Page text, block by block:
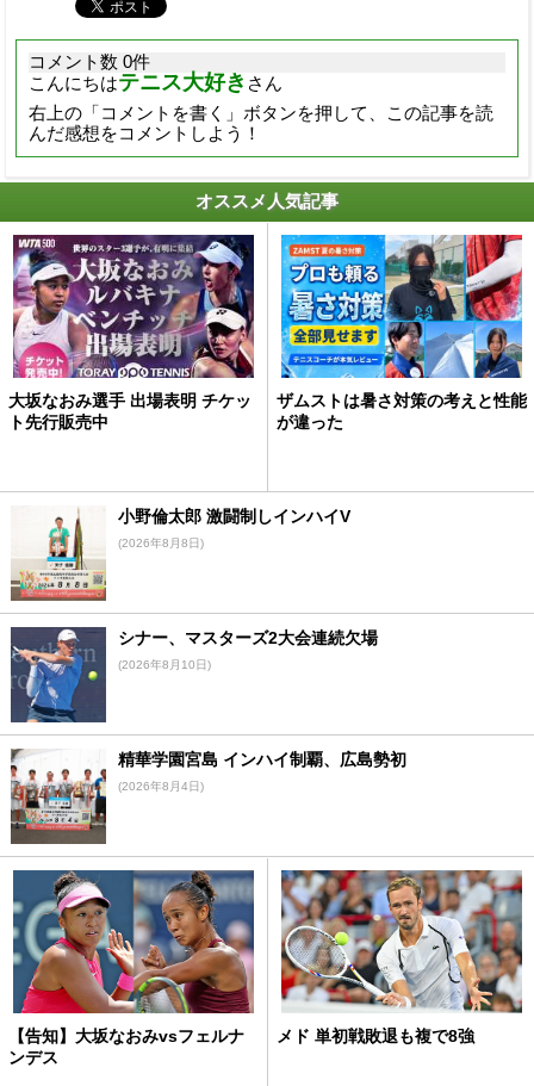
コメント数 0件
こんにちはテニス大好き さん
右上の「コメントを書く」ボタンを押して、この記事を読
んだ感想をコメントしよう！
オススメ人気記事
大坂なおみ選手 出場表明 チケッ
ト先行販売中
ザムストは暑さ対策の考えと性能
が違った
小野倫太郎 激闘制しインハイV
(2026年8月8日)
シナー、マスターズ2大会連続欠場
(2026年8月10日)
精華学園宮島 インハイ制覇、広島勢初
(2026年8月4日)
【告知】大坂なおみvsフェルナ
ンデス
メド 単初戦敗退も複で8強